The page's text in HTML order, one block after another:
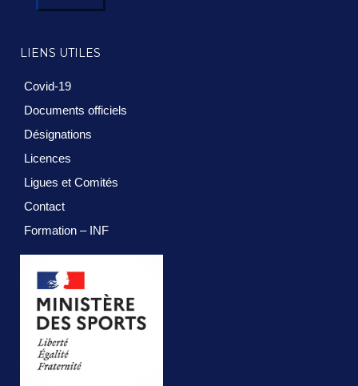
LIENS UTILES
Covid-19
Documents officiels
Désignations
Licences
Ligues et Comités
Contact
Formation – INF